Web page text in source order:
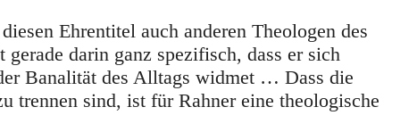
Ehrentitel auch anderen Theologen des
darin ganz spezifisch, dass er sich
Banalität des Alltags widmet … Dass die
trennen sind, ist für Rahner eine theologische